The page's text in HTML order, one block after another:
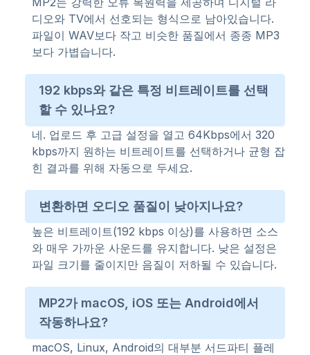
디오와 TV에서 선호되는 형식으로 남아있습니다.
파일이 WAV보다 작고 비슷한 품질에서 종종 MP3
보다 가볍습니다.
192 kbps와 같은 특정 비트레이트를 선택
할 수 있나요?
네. 업로드 후 고급 설정을 열고 64Kbps에서 320
kbps까지 원하는 비트레이트를 선택하거나 균형 잡
힌 결과를 위해 자동으로 두세요.
변환하면 오디오 품질이 낮아지나요?
높은 비트레이트(192 kbps 이상)를 사용하면 소스
와 매우 가까운 사운드를 유지합니다. 낮은 설정은
파일 크기를 줄이지만 음질이 저하될 수 있습니다.
MP2가 macOS, iOS 또는 Android에서
작동하나요?
macOS, Linux, Android의 대부분 서드파티 플레